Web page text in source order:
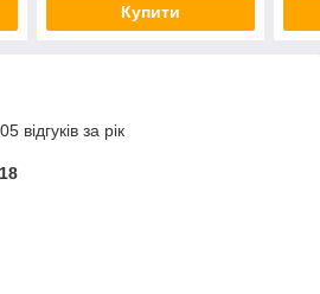
Купити
відгуків за рік